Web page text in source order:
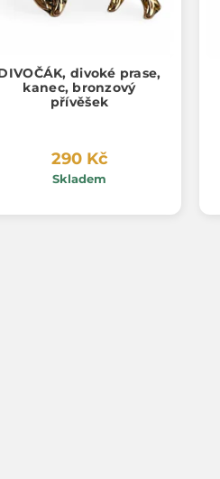
divoké prase,
kanec, bronzový
přívěšek
290 Kč
Skladem